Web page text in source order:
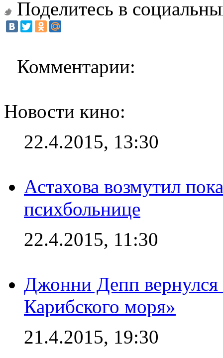
Поделитесь в
Комментарии:
Новости кино:
22.4.2015, 13:30
Астахова возмутил
психбольнице
22.4.2015, 11:30
Джонни Депп
Карибского моря»
21.4.2015, 19:30